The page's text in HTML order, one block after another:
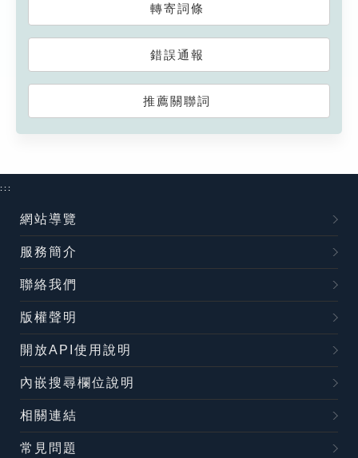
轉寄詞條
錯誤通報
推薦關聯詞
:::
網站導覽
服務簡介
聯絡我們
版權聲明
開放API使用說明
內嵌搜尋欄位說明
相關連結
常見問題